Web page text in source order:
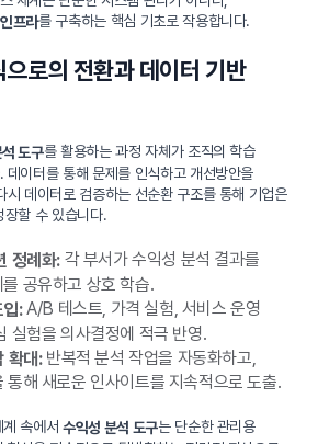
프라를 구축하는 핵심 기초로 작용합니다.
로의 전환과 데이터 기반
도구를 활용하는 과정 자체가 조직의 학습
데이터를 통해 문제를 인식하고 개선방안을
시 데이터로 검증하는 선순환 구조를 통해 기업은
장할 수 있습니다.
정례화:각 부서가 수익성 분석 결과를
공유하고 상호 학습.
입:A/B 테스트, 가격 실험, 서비스 운영
실험을 의사결정에 적극 반영.
확대:반복적 분석 작업을 자동화하고,
통해 새로운 인사이트를 지속적으로 도출.
계 속에서수익성 분석 도구는 단순한 관리용